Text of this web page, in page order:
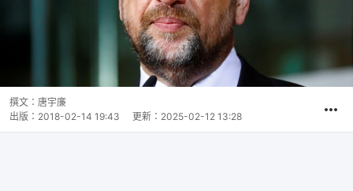
撰文： 唐宇廉
出版： 2018-02-14 19:43 更新： 2025-02-12 13:28